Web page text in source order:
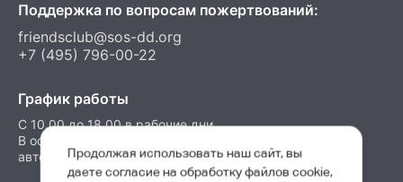
Поддержка по вопросам пожертвований:
friendsclub@sos-dd.org
+7 (495) 796-00-22
График работы
C 10.00 до 18.00 в рабочие дни
В остальные часы можно оставить сообщение на
автоответчикПродолжая использовать наш сайт, вы
даете согласие на обработку файлов cookie,